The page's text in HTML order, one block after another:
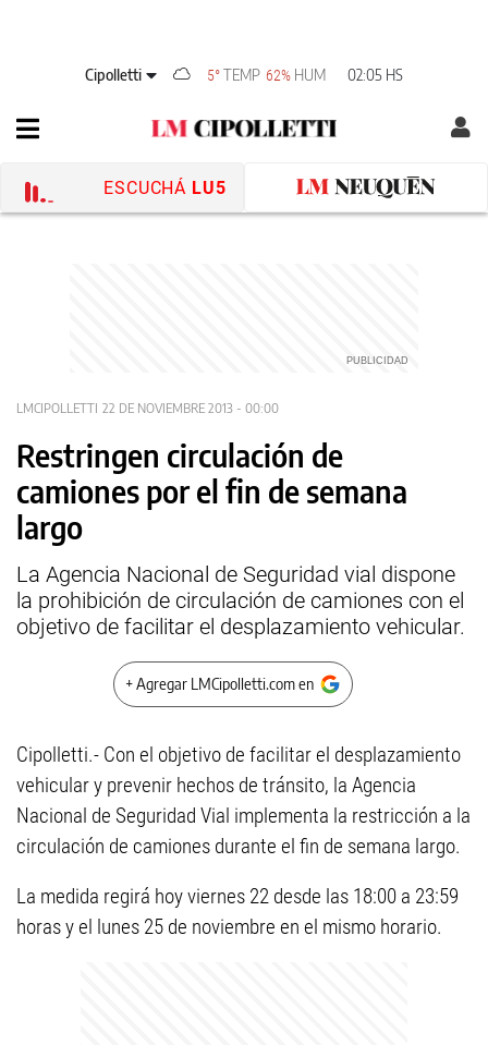
Cipolletti 5°TEMP 62% HUM 02:05 HS
ESCUCHÁ LU5
LMCIPOLLETTI 22 DE NOVIEMBRE 2013 - 00:00
Restringen circulación de
camiones por el fin de semana
largo
La Agencia Nacional de Seguridad vial dispone
la prohibición de circulación de camiones con el
objetivo de facilitar el desplazamiento vehicular.
+ Agregar LMCipolletti.com en
Cipolletti.- Con el objetivo de facilitar el desplazamiento
vehicular y prevenir hechos de tránsito, la Agencia
Nacional de Seguridad Vial implementa la restricción a la
circulación de camiones durante el fin de semana largo.
La medida regirá hoy viernes 22 desde las 18:00 a 23:59
horas y el lunes 25 de noviembre en el mismo horario.